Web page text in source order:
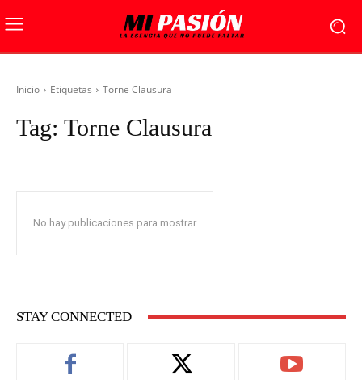
Inicio Etiquetas Torne Clausura
Tag: Torne Clausura
No hay publicaciones para mostrar
STAY CONNECTED